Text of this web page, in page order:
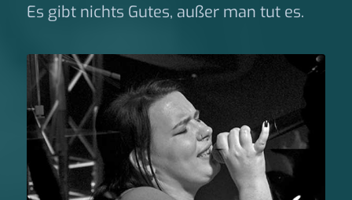
Es gibt nichts Gutes, außer man tut es.